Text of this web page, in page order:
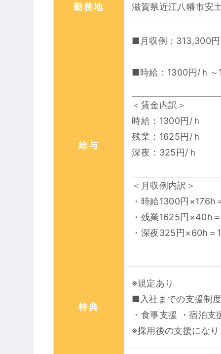
勤務地 滋賀県近江八幡市安
給与
■月収例：313,300円
■時給：1300円/ｈ～
＜賃金内訳＞
時給：1300円/ｈ
残業：1625円/ｈ
深夜：325円/ｈ
＜月収例内訳＞
・時給1300円
・残業1625円×40h
・深夜325円×60h＝
特典
※規定あり
■入社までの支援制
・食事支援 ・宿泊
※採用後の支援にな